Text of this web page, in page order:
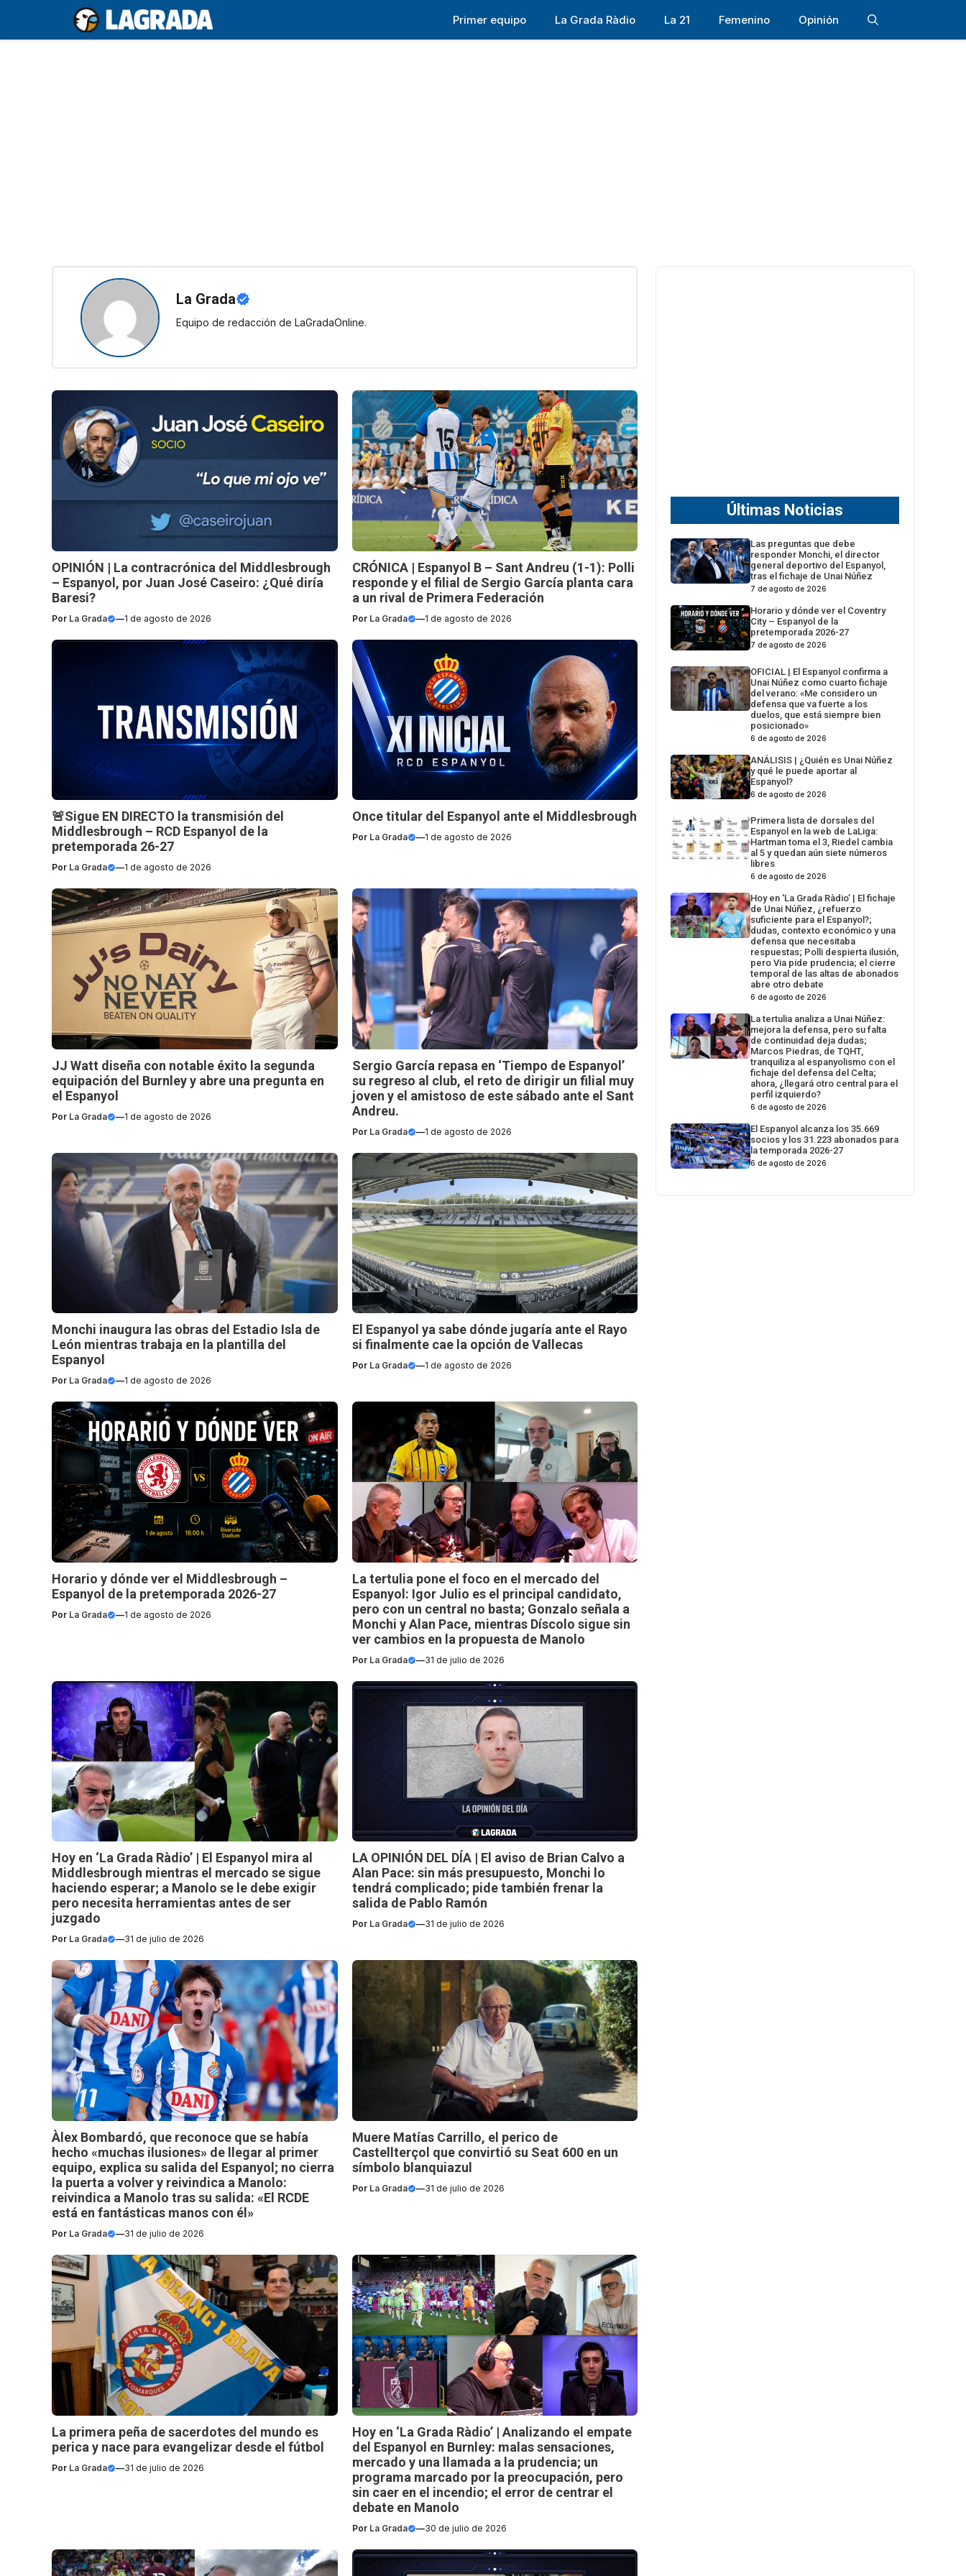
contenido
Primer equipo La Grada Ràdio La 21 Femenino Opinión
La Grada
Equipo de redacción de LaGradaOnline.
OPINIÓN | La contracrónica del Middlesbrough
– Espanyol, por Juan José Caseiro: ¿Qué diría
Baresi?
Por La Grada —1 de agosto de 2026
CRÓNICA | Espanyol B – Sant Andreu (1-1): Polli
responde y el filial de Sergio García planta cara
a un rival de Primera Federación
Por La Grada —1 de agosto de 2026
🚨Sigue EN DIRECTO la transmisión del
Middlesbrough – RCD Espanyol de la
pretemporada 26-27
Por La Grada —1 de agosto de 2026
Once titular del Espanyol ante el Middlesbrough
Por La Grada —1 de agosto de 2026
JJ Watt diseña con notable éxito la segunda
equipación del Burnley y abre una pregunta en
el Espanyol
Por La Grada —1 de agosto de 2026
Sergio García repasa en ‘Tiempo de Espanyol’
su regreso al club, el reto de dirigir un filial muy
joven y el amistoso de este sábado ante el Sant
Andreu.
Por La Grada —1 de agosto de 2026
Monchi inaugura las obras del Estadio Isla de
León mientras trabaja en la plantilla del
Espanyol
Por La Grada —1 de agosto de 2026
El Espanyol ya sabe dónde jugaría ante el Rayo
si finalmente cae la opción de Vallecas
Por La Grada —1 de agosto de 2026
Horario y dónde ver el Middlesbrough –
Espanyol de la pretemporada 2026-27
Por La Grada —1 de agosto de 2026
La tertulia pone el foco en el mercado del
Espanyol: Igor Julio es el principal candidato,
pero con un central no basta; Gonzalo señala a
Monchi y Alan Pace, mientras Díscolo sigue sin
ver cambios en la propuesta de Manolo
Por La Grada —31 de julio de 2026
Hoy en ‘La Grada Ràdio’ | El Espanyol mira al
Middlesbrough mientras el mercado se sigue
haciendo esperar; a Manolo se le debe exigir
pero necesita herramientas antes de ser
juzgado
Por La Grada —31 de julio de 2026
LA OPINIÓN DEL DÍA | El aviso de Brian Calvo a
Alan Pace: sin más presupuesto, Monchi lo
tendrá complicado; pide también frenar la
salida de Pablo Ramón
Por La Grada —31 de julio de 2026
Àlex Bombardó, que reconoce que se había
hecho «muchas ilusiones» de llegar al primer
equipo, explica su salida del Espanyol; no cierra
la puerta a volver y reivindica a Manolo:
reivindica a Manolo tras su salida: «El RCDE
está en fantásticas manos con él»
Por La Grada —31 de julio de 2026
Muere Matías Carrillo, el perico de
Castellterçol que convirtió su Seat 600 en un
símbolo blanquiazul
Por La Grada —31 de julio de 2026
La primera peña de sacerdotes del mundo es
perica y nace para evangelizar desde el fútbol
Por La Grada —31 de julio de 2026
Hoy en ‘La Grada Ràdio’ | Analizando el empate
del Espanyol en Burnley: malas sensaciones,
mercado y una llamada a la prudencia; un
programa marcado por la preocupación, pero
sin caer en el incendio; el error de centrar el
debate en Manolo
Por La Grada —30 de julio de 2026
Últimas Noticias
Las preguntas que debe
responder Monchi, el director
general deportivo del Espanyol,
tras el fichaje de Unai Núñez
7 de agosto de 2026
Horario y dónde ver el Coventry
City – Espanyol de la
pretemporada 2026-27
7 de agosto de 2026
OFICIAL | El Espanyol confirma a
Unai Núñez como cuarto fichaje
del verano: «Me considero un
defensa que va fuerte a los
duelos, que está siempre bien
posicionado»
6 de agosto de 2026
ANÁLISIS | ¿Quién es Unai Núñez
y qué le puede aportar al
Espanyol?
6 de agosto de 2026
Primera lista de dorsales del
Espanyol en la web de LaLiga:
Hartman toma el 3, Riedel cambia
al 5 y quedan aún siete números
libres
6 de agosto de 2026
Hoy en ‘La Grada Ràdio’ | El fichaje
de Unai Núñez, ¿refuerzo
suficiente para el Espanyol?;
dudas, contexto económico y una
defensa que necesitaba
respuestas; Polli despierta ilusión,
pero Via pide prudencia; el cierre
temporal de las altas de abonados
abre otro debate
6 de agosto de 2026
La tertulia analiza a Unai Núñez:
mejora la defensa, pero su falta
de continuidad deja dudas;
Marcos Piedras, de TQHT,
tranquiliza al espanyolismo con el
fichaje del defensa del Celta;
ahora, ¿llegará otro central para el
perfil izquierdo?
6 de agosto de 2026
El Espanyol alcanza los 35.669
socios y los 31.223 abonados para
la temporada 2026-27
6 de agosto de 2026